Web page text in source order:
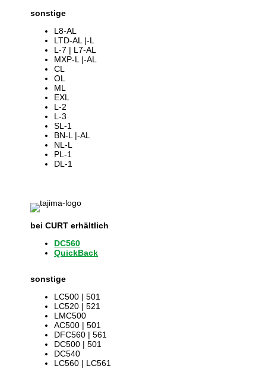
sonstige
L8-AL
LTD-AL |-L
L-7 | L7-AL
MXP-L |-AL
CL
OL
ML
EXL
L-2
L-3
SL-1
BN-L |-AL
NL-L
PL-1
DL-1
bei CURT erhältlich
DC560
QuickBack
sonstige
LC500 | 501
LC520 | 521
LMC500
AC500 | 501
DFC560 | 561
DC500 | 501
DC540
LC560 | LC561